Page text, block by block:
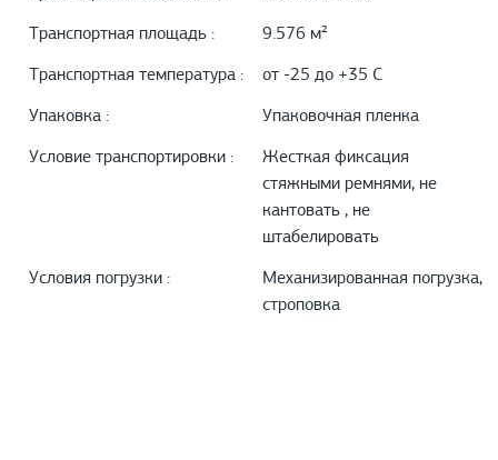
Транспортная площадь : 9.576 м²
Транспортная температура : от -25 до +35 С
Упаковка : Упаковочная пленка
Условие транспортировки :
Жесткая фиксация
стяжными ремнями, не
кантовать , не
штабелировать
Условия погрузки :
Механизированная погрузка,
строповка